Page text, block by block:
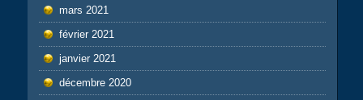
mars 2021
février 2021
janvier 2021
décembre 2020